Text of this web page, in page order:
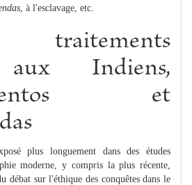
, à l'esclavage, etc.
traitements
Indiens,
et
plus longuement dans des études
moderne, y compris la plus récente,
débat sur l'éthique des conquêtes dans le